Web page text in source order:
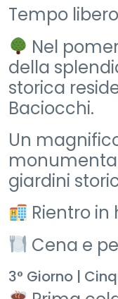
Tempo
Nel
della
storica
Baciocchi.
Un
giardini
Rientro in
Cena e
3° Giorno |